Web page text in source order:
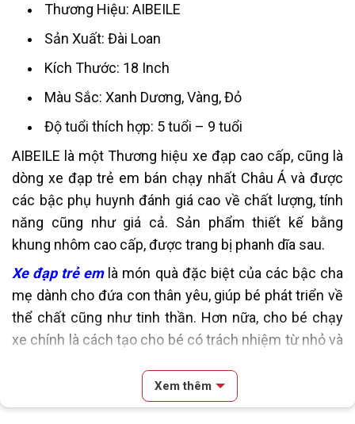
Thương Hiệu: AIBEILE
Sản Xuất: Đài Loan
Kích Thước: 18 Inch
Màu Sắc: Xanh Dương, Vàng, Đỏ
Độ tuổi thích hợp: 5 tuổi – 9 tuổi
AIBEILE là một Thương hiệu xe đạp cao cấp, cũng là
dòng xe đạp trẻ em bán chạy nhất Châu Á và được
các bậc phụ huynh đánh giá cao về chất lượng, tính
năng cũng như giá cả. Sản phẩm thiết kế bằng
khung nhôm cao cấp, được trang bị phanh dĩa sau.
Xe đạp trẻ emlà món quà đặc biệt của các bậc cha
mẹ dành cho đứa con thân yêu, giúp bé phát triển về
thể chất cũng như tinh thần. Hơn nữa, cho bé chạy
xe chính là cách tạo cho bé có trách nhiệm từ nhỏ và
[table id=181 /]
Xem thêm